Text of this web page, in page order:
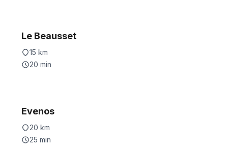
Le Beausset
15 km
20 min
Evenos
20 km
25 min